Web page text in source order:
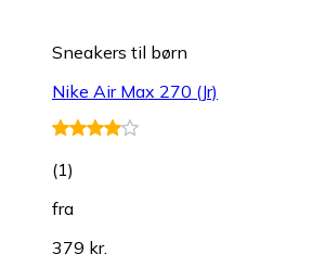
Sneakers til børn
Nike Air Max 270 (Jr)
(1)
fra
379 kr.